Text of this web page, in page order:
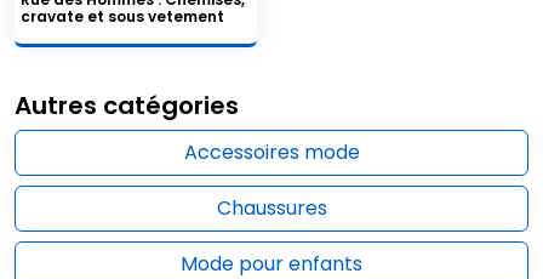
cravate et sous vetement
Autres catégories
Accessoires mode
Chaussures
Mode pour enfants